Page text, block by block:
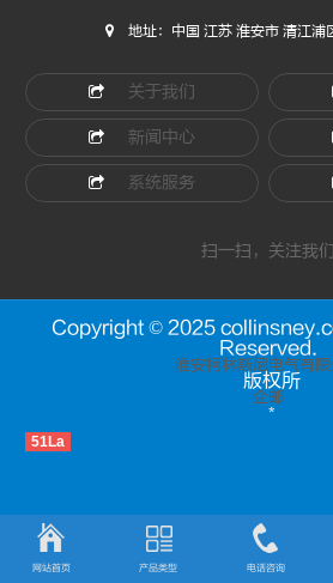
地址：中国 江苏 淮安市 清江
关于我们
新闻中心
系统服务
扫一扫，关注我们
Copyright © 2025
Reserved.
淮安柯林斯尼电气有限
版权所
企邮
*
51La
网站首页 产品类型 电话咨询